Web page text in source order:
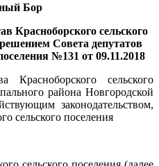
Бор
Красноборского сельского
Совета депутатов
№131 от 09.11.2018
сельского
района Новгородской
законодательством,
сельского поселения